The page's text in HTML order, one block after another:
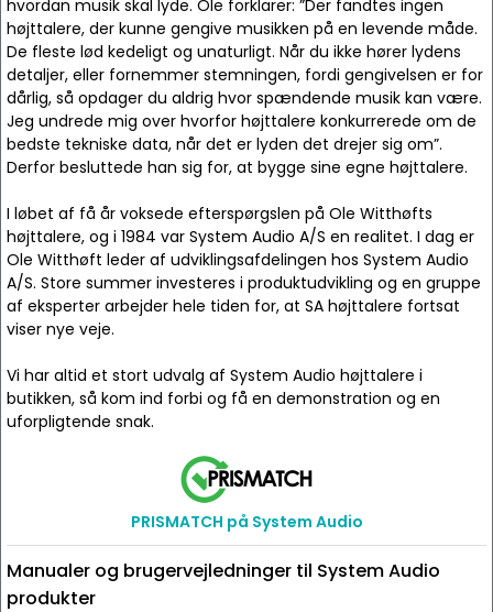
hvordan musik skal lyde. Ole forklarer: ”Der fandtes ingen
højttalere, der kunne gengive musikken på en levende måde.
De fleste lød kedeligt og unaturligt. Når du ikke hører lydens
detaljer, eller fornemmer stemningen, fordi gengivelsen er for
dårlig, så opdager du aldrig hvor spændende musik kan være.
Jeg undrede mig over hvorfor højttalere konkurrerede om de
bedste tekniske data, når det er lyden det drejer sig om”.
Derfor besluttede han sig for, at bygge sine egne højttalere.
I løbet af få år voksede efterspørgslen på Ole Witthøfts
højttalere, og i 1984 var System Audio A/S en realitet. I dag er
Ole Witthøft leder af udviklingsafdelingen hos System Audio
A/S. Store summer investeres i produktudvikling og en gruppe
af eksperter arbejder hele tiden for, at SA højttalere fortsat
viser nye veje.
Vi har altid et stort udvalg af System Audio højttalere i
butikken, så kom ind forbi og få en demonstration og en
uforpligtende snak.
PRISMATCH på System Audio
Manualer og brugervejledninger til System Audio
produkter